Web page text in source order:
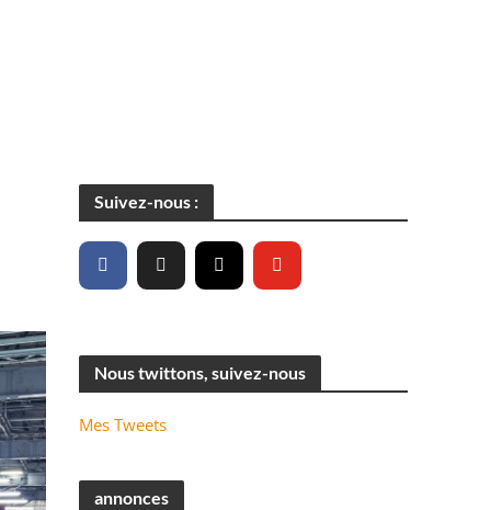
Suivez-nous :
Nous twittons, suivez-nous
Mes Tweets
annonces